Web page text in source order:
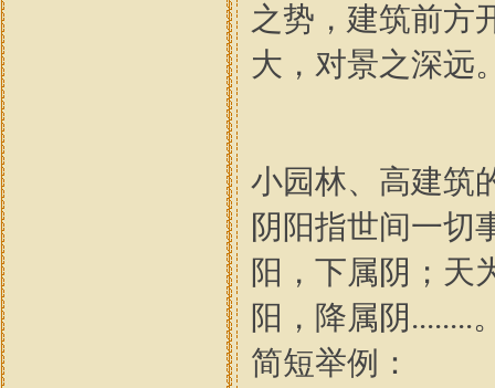
之势，建筑前方
大，对景之深远
小园林、高建筑
阴阳指世间一切
阳，下属阴；天
阳，降属阴........
简短举例：